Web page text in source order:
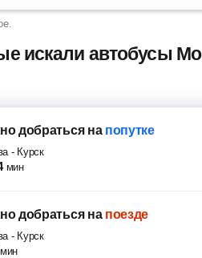
искали автобусы
добратьсяна попутке
- Курск
мин
добратьсяна поезде
- Курск
мин